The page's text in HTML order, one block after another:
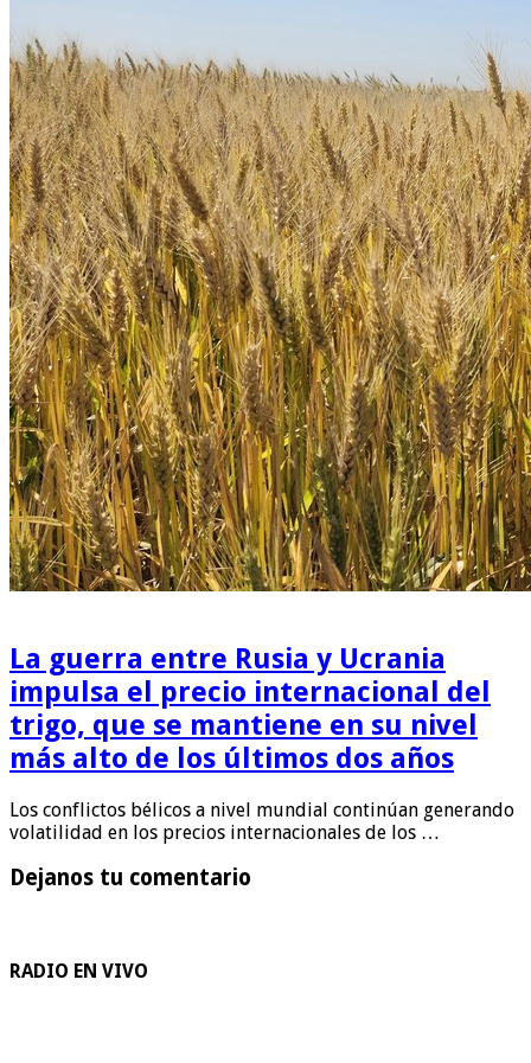
La guerra entre Rusia y Ucrania
impulsa el precio internacional del
trigo, que se mantiene en su nivel
más alto de los últimos dos años
Los conflictos bélicos a nivel mundial continúan generando
volatilidad en los precios internacionales de los …
Dejanos tu comentario
RADIO EN VIVO